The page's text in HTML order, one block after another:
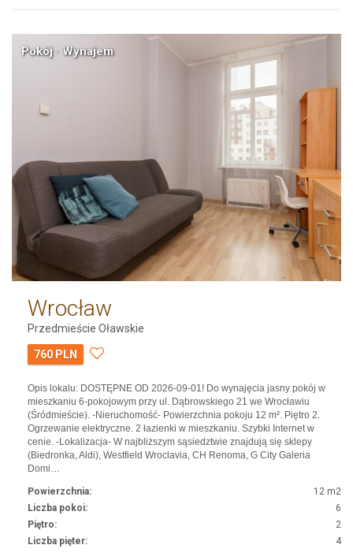
Pokój · Wynajem
Wrocław
Przedmieście Oławskie
760 PLN
Opis lokalu: DOSTĘPNE OD 2026-09-01! Do wynajęcia jasny pokój w
mieszkaniu 6-pokojowym przy ul. Dąbrowskiego 21 we Wrocławiu
(Śródmieście). -Nieruchomość- Powierzchnia pokoju 12 m². Piętro 2.
Ogrzewanie elektryczne. 2 łazienki w mieszkaniu. Szybki Internet w
cenie. -Lokalizacja- W najbliższym sąsiedztwie znajdują się sklepy
(Biedronka, Aldi), Westfield Wroclavia, CH Renoma, G City Galeria
Domi…
Powierzchnia:
12 m2
Liczba pokoi:
6
Piętro:
2
Liczba pięter:
4